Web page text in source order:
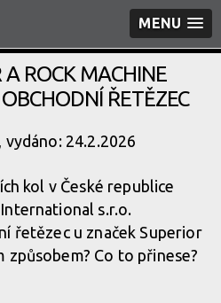
MENU
A ROCK MACHINE
ŘETĚZEC
24.2.2026
kol v České republice
s.r.o.
řetězec u značek Superior
způsobem? Co to přinese?